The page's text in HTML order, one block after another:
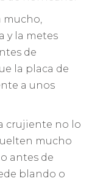
mucho,
y la metes
de
la placa de
a unos
crujiente no lo
mucho
antes de
blando o